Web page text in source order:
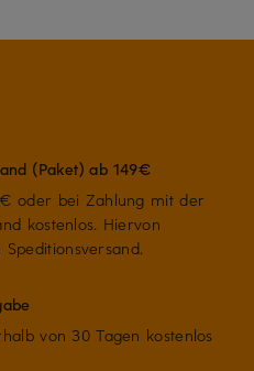
(Paket) ab 149€
oder bei Zahlung mit der
kostenlos. Hiervon
von 30 Tagen kostenlos